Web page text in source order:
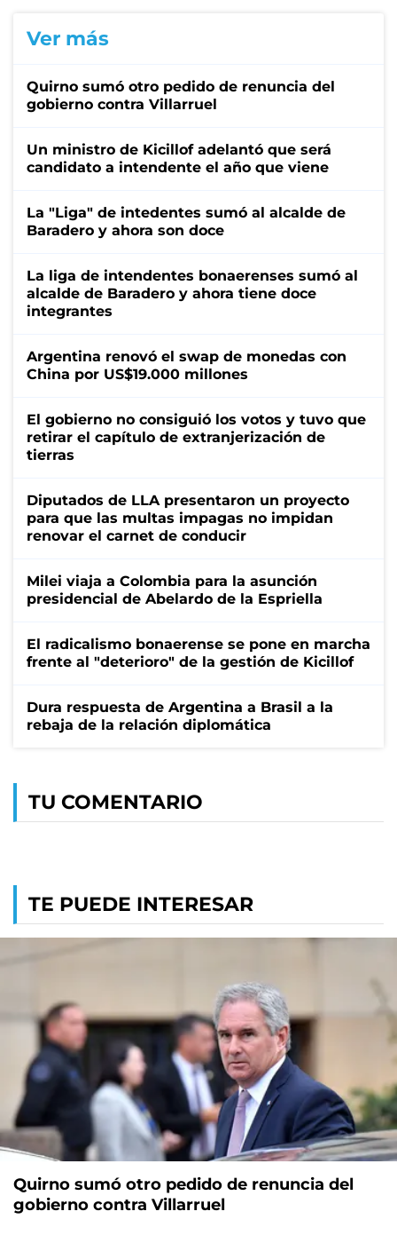
Ver más
Quirno sumó otro pedido de renuncia del
gobierno contra Villarruel
Un ministro de Kicillof adelantó que será
candidato a intendente el año que viene
La "Liga" de intedentes sumó al alcalde de
Baradero y ahora son doce
La liga de intendentes bonaerenses sumó al
alcalde de Baradero y ahora tiene doce
integrantes
Argentina renovó el swap de monedas con
China por US$19.000 millones
El gobierno no consiguió los votos y tuvo que
retirar el capítulo de extranjerización de
tierras
Diputados de LLA presentaron un proyecto
para que las multas impagas no impidan
renovar el carnet de conducir
Milei viaja a Colombia para la asunción
presidencial de Abelardo de la Espriella
El radicalismo bonaerense se pone en marcha
frente al "deterioro" de la gestión de Kicillof
Dura respuesta de Argentina a Brasil a la
rebaja de la relación diplomática
TU COMENTARIO
TE PUEDE INTERESAR
Quirno sumó otro pedido de renuncia del
gobierno contra Villarruel